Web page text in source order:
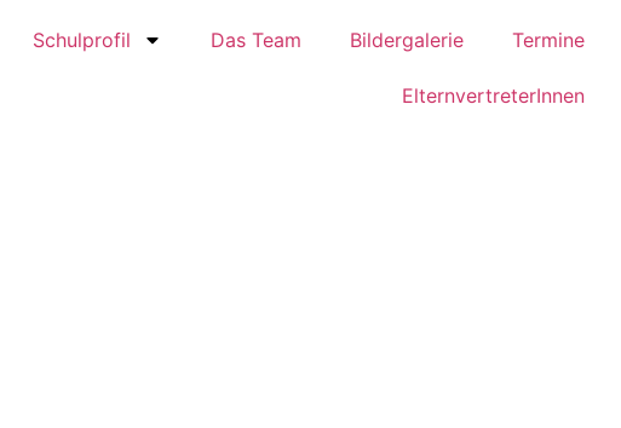
Schulprofil Das Team Bildergalerie Termine
ElternvertreterInnen